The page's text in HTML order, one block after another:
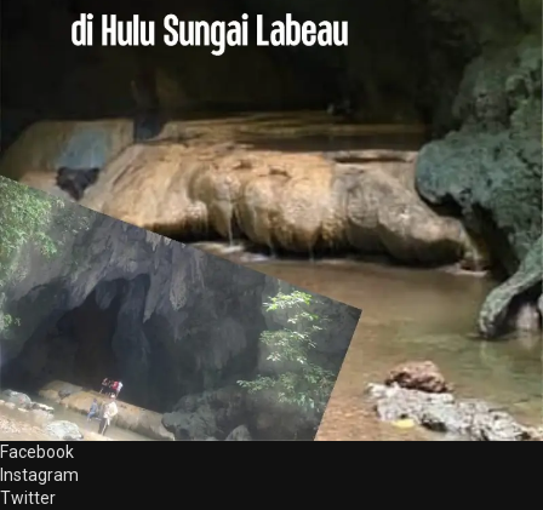
Facebook
Instagram
Twitter